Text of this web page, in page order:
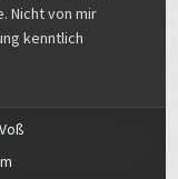
Nicht von mir
kenntlich